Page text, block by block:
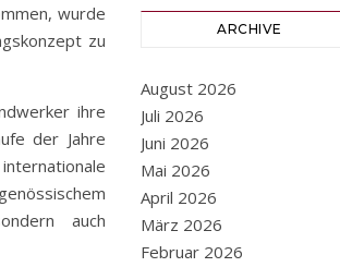
wurde
zu
ihre
der Jahre
auch
ARCHIVE
August 2026
Juli 2026
Juni 2026
Mai 2026
April 2026
März 2026
Februar 2026